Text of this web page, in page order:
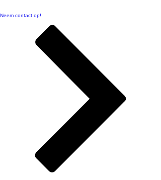
Neem contact op!